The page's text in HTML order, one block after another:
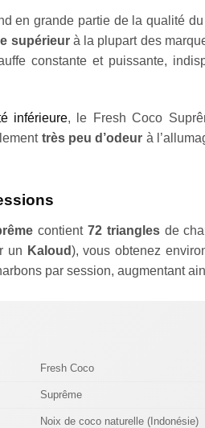
en grande partie de la qualité du
supérieurà la plupart des
constante et puissante,
inférieure, le Fresh Coco
très peu d’odeur à
contient 72 trianglesde
un Kaloud), vous obtenez
par session, augmentant
Fresh Coco
Suprême
Noix de coco naturelle (Indonésie)